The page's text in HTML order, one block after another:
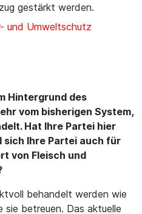
gestärkt werden.
und Umweltschutz
Hintergrund des
vom bisherigen System,
Hat Ihre Partei hier
sich Ihre Partei auch für
von Fleisch und
behandelt werden wie
sie betreuen. Das aktuelle